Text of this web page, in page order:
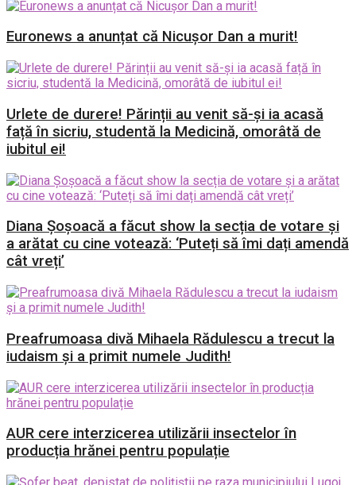
Euronews a anunțat că Nicușor Dan a murit!
Urlete de durere! Părinții au venit să-și ia acasă
față în sicriu, studentă la Medicină, omorâtă de
iubitul ei!
Diana Șoșoacă a făcut show la secția de votare și
a arătat cu cine votează: ‘Puteți să îmi dați amendă
cât vreți’
Preafrumoasa divă Mihaela Rădulescu a trecut la
iudaism și a primit numele Judith!
AUR cere interzicerea utilizării insectelor în
producția hrănei pentru populație